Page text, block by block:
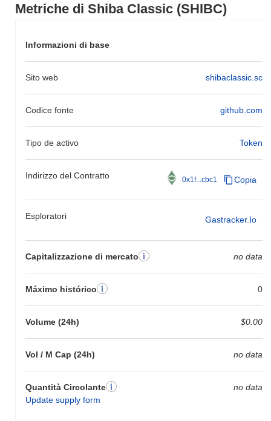
Metriche di Shiba Classic (SHIBC)
Informazioni di base
Sito web shibaclassic.sc
Codice fonte github.com
Tipo de activo Token
Indirizzo del Contratto 0x1f...cbc1 Copia
Esploratori Gastracker.io
Capitalizzazione di mercato no data
Máximo histórico 0
Volume (24h) $0.00
Vol / M Cap (24h) no data
Quantità Circolante
Update supply form
no data